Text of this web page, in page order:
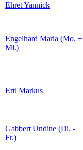
Ehret Yannick
Engelhard Maria (Mo. +
Mi.)
Ertl Markus
Gabbert Undine (Di. -
Fr.)